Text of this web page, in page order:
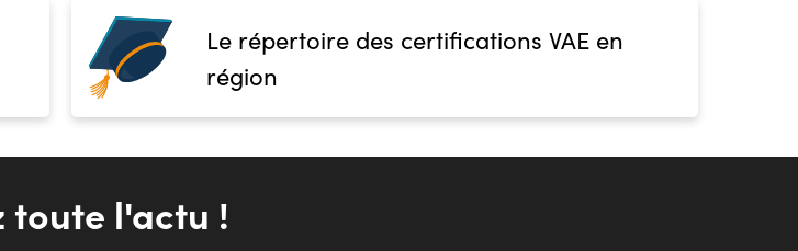
Le répertoire des certifications VAE en
région
toute l'actu !